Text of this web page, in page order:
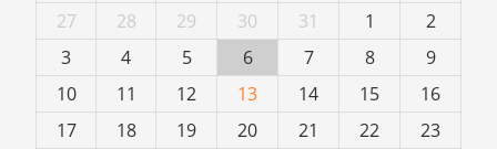
27
28 29 30 31 1
2
3
4 5 6 7 8
9
10
11 12 13 14 15
16
17
18 19 20 21 22
23